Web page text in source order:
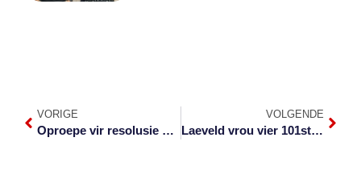
VORIGE
Oproepe vir resolusie van konflik in Mosambiek
VOLGENDE
Laeveld vrou vier 101ste verjaarsdag